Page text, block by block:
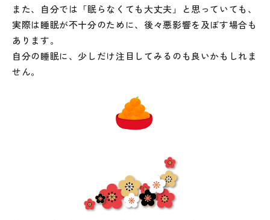
また、自分では「眠らなくても大丈夫」と思っていても、
実際は睡眠が不十分のために、後々悪影響を及ぼす場合も
あります。
自分の睡眠に、少しだけ注目してみるのも良いかもしれま
せん。